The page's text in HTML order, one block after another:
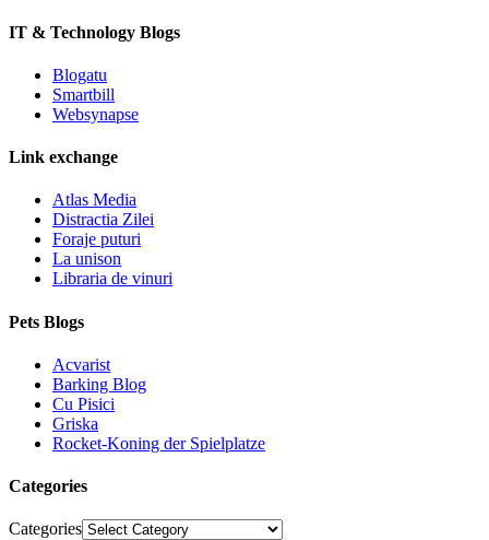
IT & Technology Blogs
Blogatu
Smartbill
Websynapse
Link exchange
Atlas Media
Distractia Zilei
Foraje puturi
La unison
Libraria de vinuri
Pets Blogs
Acvarist
Barking Blog
Cu Pisici
Griska
Rocket-Koning der Spielplatze
Categories
Categories